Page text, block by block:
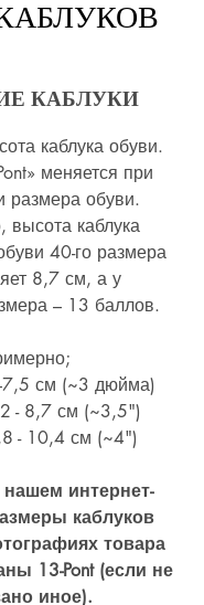
КАБЛУКИ
каблука обуви.
меняется при
размера обуви.
высота каблука
40-го размера
8,7 см, а у
– 13 баллов.
см (~3 дюйма)
- 8,7 см (~3,5")
- 10,4 см (~4")
интернет-
каблуков
товара
13-Pont (если не
иное).